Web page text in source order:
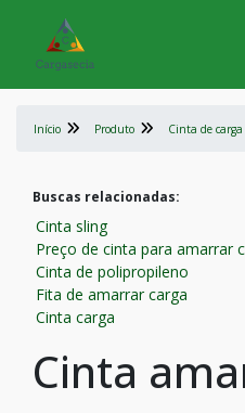
Início Produto Cinta de carga
Buscas relacionadas:
Cinta sling
Preço de cinta para amarrar
Cinta de polipropileno
Fita de amarrar carga
Cinta carga
Cinta